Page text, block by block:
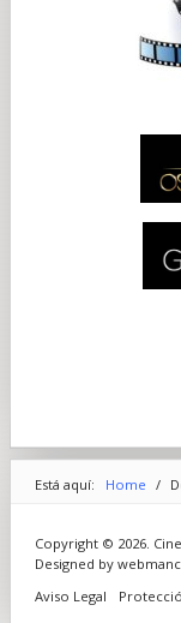
Está aquí: Home /
Copyright © 2026.
Designed by
Aviso Legal